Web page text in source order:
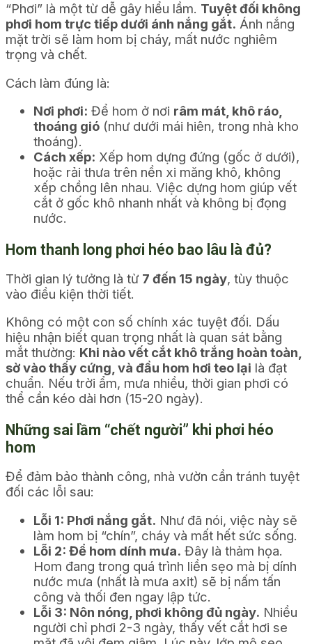
“Phơi” là một từ dễ gây hiểu lầm. Tuyệt đối không
phơi hom trực tiếp dưới ánh nắng gắt. Ánh nắng
mặt trời sẽ làm hom bị cháy, mất nước nghiêm
trọng và chết.
Cách làm đúng là:
Nơi phơi: Để hom ở nơi râm mát, khô ráo,
thoáng gió (như dưới mái hiên, trong nhà kho
thoáng).
Cách xếp: Xếp hom dựng đứng (gốc ở dưới),
hoặc rải thưa trên nền xi măng khô, không
xếp chồng lên nhau. Việc dựng hom giúp vết
cắt ở gốc khô nhanh nhất và không bị đọng
nước.
Hom thanh long phơi héo bao lâu là đủ?
Thời gian lý tưởng là từ 7 đến 15 ngày, tùy thuộc
vào điều kiện thời tiết.
Không có một con số chính xác tuyệt đối. Dấu
hiệu nhận biết quan trọng nhất là quan sát bằng
mắt thường: Khi nào vết cắt khô trắng hoàn toàn,
sờ vào thấy cứng, và đầu hom hơi teo lại là đạt
chuẩn. Nếu trời ẩm, mưa nhiều, thời gian phơi có
thể cần kéo dài hơn (15-20 ngày).
Những sai lầm “chết người” khi phơi héo
hom
Để đảm bảo thành công, nhà vườn cần tránh tuyệt
đối các lỗi sau:
Lỗi 1: Phơi nắng gắt. Như đã nói, việc này sẽ
làm hom bị “chín”, cháy và mất hết sức sống.
Lỗi 2: Để hom dính mưa. Đây là thảm họa.
Hom đang trong quá trình liền sẹo mà bị dính
nước mưa (nhất là mưa axit) sẽ bị nấm tấn
công và thối đen ngay lập tức.
Lỗi 3: Nôn nóng, phơi không đủ ngày. Nhiều
người chỉ phơi 2-3 ngày, thấy vết cắt hơi se